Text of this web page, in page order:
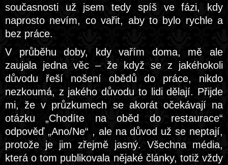
současnosti už jsem tedy spíš ve fázi, kdy
naprosto nevím, co vařit, aby to bylo rychle a
bez práce.
V průběhu doby, kdy vařím doma, mě ale
zaujala jedna věc – že když se z jakéhokoli
důvodu řeší nošení obědů do práce, nikdo
nezkoumá, z jakého důvodu to lidi dělají. Přijde
mi, že v průzkumech se akorát očekávají na
otázku „Chodíte na oběd do restaurace“
odpověď „Ano/Ne“ , ale na důvod už se neptají,
protože je jim zřejmě jasný. Všechna média,
která o tom publikovala nějaké články, totiž vždy